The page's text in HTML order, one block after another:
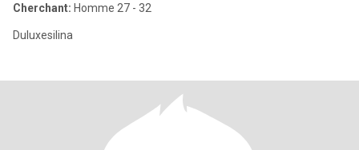
Cherchant: Homme 27 - 32
Duluxesilina